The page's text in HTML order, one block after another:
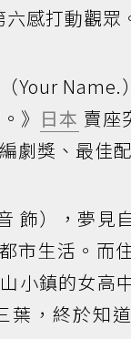
感打動觀眾
Your Name.
》 日本 賣座
劇獎、最佳配
飾），夢見
市生活。而
小鎮的女高
葉，終於知